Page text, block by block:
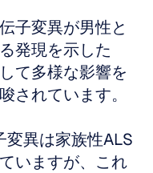
子変異が男性と
発現を示した
て多様な影響を
されています。
変異は家族性ALS
いますが、これ